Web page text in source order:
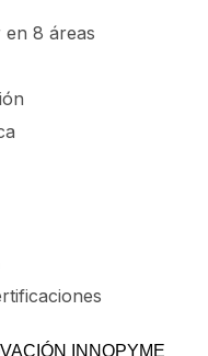
en 8 áreas
INNOPYME